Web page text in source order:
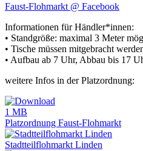
Faust-Flohmarkt @ Facebook
Informationen für Händler*innen:
• Standgröße: maximal 3 Meter
• Tische müssen mitgebracht
• Aufbau ab 7 Uhr, Abbau bis 17
weitere Infos in der Platzordnung:
1 MB
Platzordnung Faust-Flohmarkt
Stadtteilflohmarkt Linden